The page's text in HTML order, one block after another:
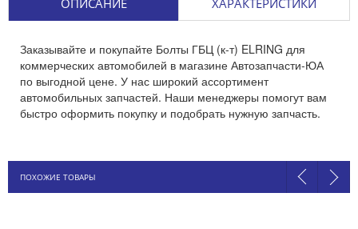
ОПИСАНИЕ ХАРАКТЕРИСТИКИ
Заказывайте и покупайте Болты ГБЦ (к-т) ELRING для
коммерческих автомобилей в магазине Автозапчасти-ЮА
по выгодной цене. У нас широкий ассортимент
автомобильных запчастей. Наши менеджеры помогут вам
быстро оформить покупку и подобрать нужную запчасть.
ПОХОЖИЕ ТОВАРЫ